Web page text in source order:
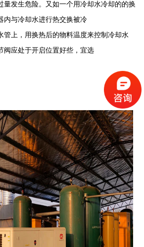
量发生危险。又如一个用冷却水冷却的的换
内与冷却水进行热交换被冷
管上，用换热后的物料温度来控制冷却水
阀应处于开启位置好些，宜选